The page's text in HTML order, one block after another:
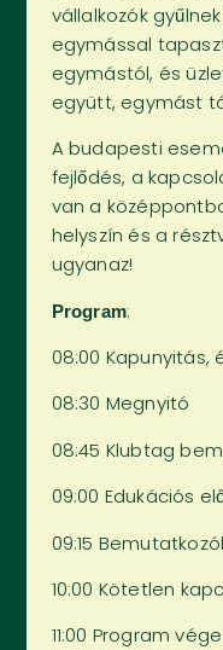
vállalkozók
egymással
egymástól, és
együtt, egymást
A budapesti
fejlődés, a
van a
helyszín és a
ugyanaz!
Program:
08:00 Kapunyitás,
08:30 Megnyitó
08:45 Klubtag
09:00 Edukációs
09:15
10:00 Kötetlen
11:00 Program vége